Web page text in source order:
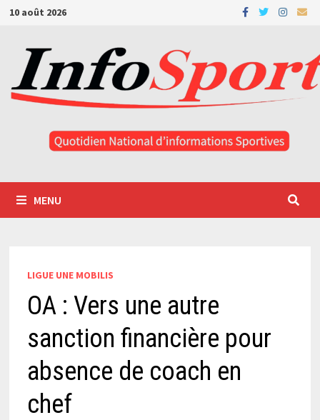
Passer
contenu
10 août 2026
MENU
LIGUE UNE MOBILIS
OA : Vers une autre
sanction financière pour
absence de coach en
chef